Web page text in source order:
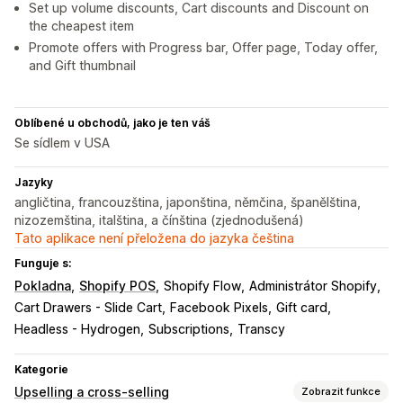
Set up volume discounts, Cart discounts and Discount on
the cheapest item
Promote offers with Progress bar, Offer page, Today offer,
and Gift thumbnail
Oblíbené u obchodů, jako je ten váš
Se sídlem v USA
Jazyky
angličtina, francouzština, japonština, němčina, španělština,
nizozemština, italština, a čínština (zjednodušená)
Tato aplikace není přeložena do jazyka čeština
Funguje s:
Pokladna Shopify POS Shopify Flow Administrátor Shopify
Cart Drawers - Slide Cart
Facebook Pixels Gift card
Headless - Hydrogen Subscriptions Transcy
Kategorie
Upselling a cross-selling Zobrazit funkce